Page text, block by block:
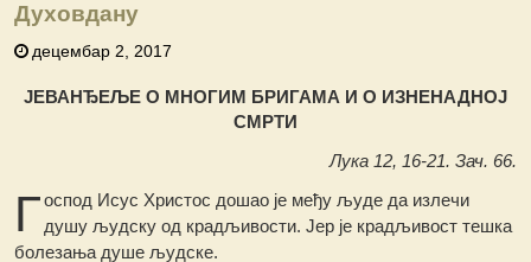
Духовдану
децембар 2, 2017
ЈЕВАНЂЕЉЕ О МНОГИМ БРИГАМА И О ИЗНЕНАДНОЈ
СМРТИ
Лука 12, 16-21. Зач. 66.
Господ Исус Христос дошао је међу људе да излечи
душу људску од крадљивости. Јер је крадљивост тешка
болезања душе људске.